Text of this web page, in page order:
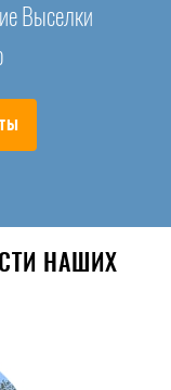
Выселки
НАШИХ